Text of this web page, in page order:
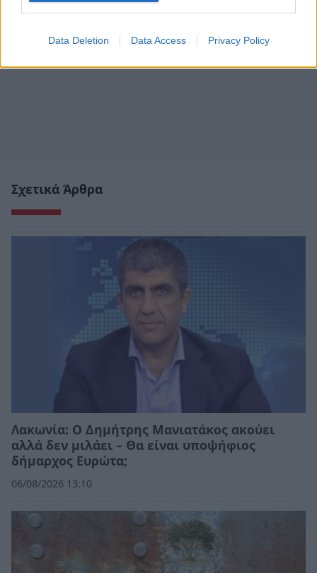
Data Deletion Data Access Privacy Policy
Σχετικά Άρθρα
Λακωνία: Ο Δημήτρης Μανιατάκος ακούει
αλλά δεν μιλάει – Θα είναι υποψήφιος
δήμαρχος Ευρώτα;
06/08/2026 13:10